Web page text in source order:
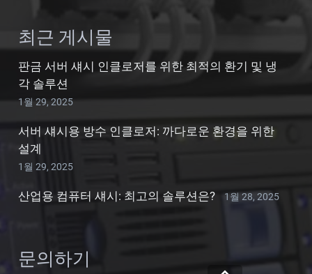
최근 게시물
판금 서버 섀시 인클로저를 위한 최적의 환기 및 냉
각 솔루션
1월 29, 2025
서버 섀시용 방수 인클로저: 까다로운 환경을 위한
설계
1월 29, 2025
산업용 컴퓨터 섀시: 최고의 솔루션은? 1월 28, 2025
문의하기